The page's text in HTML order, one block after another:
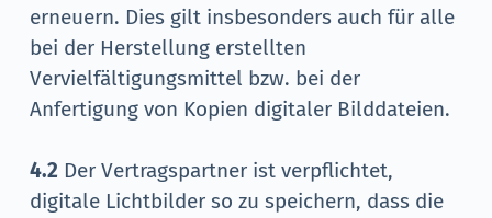
erneuern. Dies gilt insbesonders auch für alle
bei der Herstellung erstellten
Vervielfältigungsmittel bzw. bei der
Anfertigung von Kopien digitaler Bilddateien.
4.2 Der Vertragspartner ist verpflichtet,
digitale Lichtbilder so zu speichern, dass die